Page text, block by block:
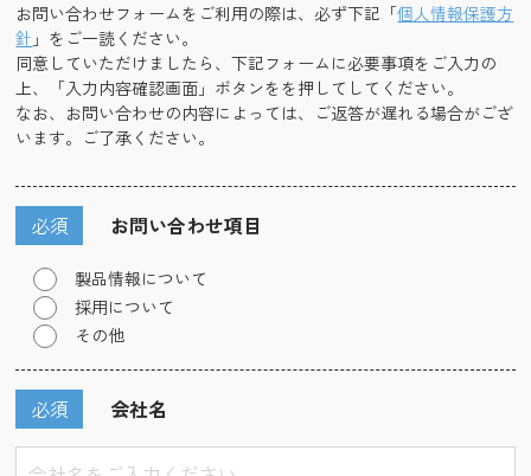
お問い合わせフォームをご利用の際は、必ず下記「個人情報保護方
針 」をご一読ください。
同意していただけましたら、下記フォームに必要事項をご入力の
上、「入力内容確認画面」ボタンをを押してしてください。
なお、お問い合わせの内容によっては、ご返答が遅れる場合がござ
います。ご了承ください。
お問い合わせ項目
必須
製品情報について
採用について
その他
会社名
必須